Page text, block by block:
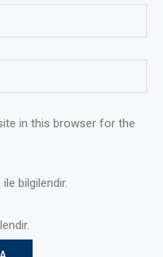
in this browser for the
bilgilendir.